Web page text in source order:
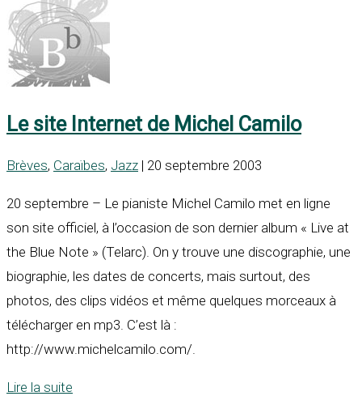
Le site Internet de Michel Camilo
Brèves, Caraïbes, Jazz | 20 septembre 2003
20 septembre – Le pianiste Michel Camilo met en ligne
son site officiel, à l’occasion de son dernier album « Live at
the Blue Note » (Telarc). On y trouve une discographie, une
biographie, les dates de concerts, mais surtout, des
photos, des clips vidéos et même quelques morceaux à
télécharger en mp3. C’est là :
http://www.michelcamilo.com/.
Lire la suite